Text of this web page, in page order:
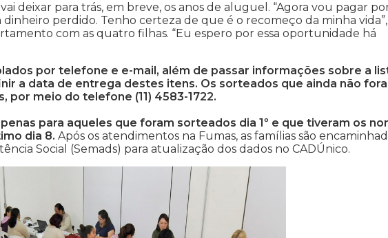
deixar para trás, em breve, os anos de aluguel. “Agora vou pagar
perdido. Tenho certeza de que é o recomeço da minha vida”,
com as quatro filhas. “Eu espero por essa oportunidade há
por telefone e e-mail, além de passar informações sobre a
a data de entrega destes itens. Os sorteados que ainda não
por meio do telefone (11) 4583-1722.
para aqueles que foram sorteados dia 1º e que tiveram os
dia 8. Após os atendimentos na Fumas, as famílias são
Social (Semads) para atualização dos dados no CADÚnico.